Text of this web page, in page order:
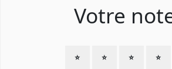
Votre
⭐ ⭐ ⭐ ⭐